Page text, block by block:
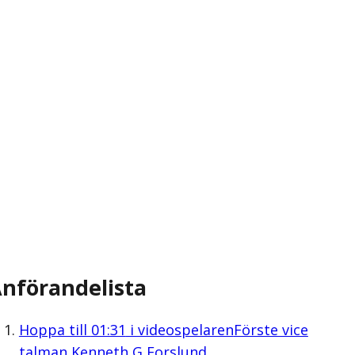
Hoppa till 01:31 i videospelarenFörste vice